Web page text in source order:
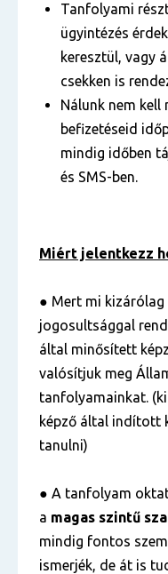
Tanfolyami
ügyintézés
keresztül, vagy
csekken is
Nálunk nem kell
befizetéseid
mindig időben
és SMS-ben.
Miért jelentkezz
● Mert mi kizárólag
jogosultsággal
által minősített
valósítjuk meg
tanfolyamainkat.
képző által indított
tanulni)
● A tanfolyam
a magas szintű
mindig fontos
ismerjék, de át is